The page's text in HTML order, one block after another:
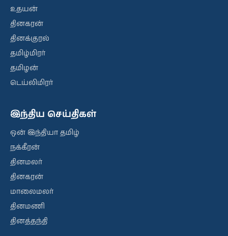
உதயன்
தினகரன்
தினக்குரல்
தமிழ்மிரர்
தமிழன்
டெய்லிமிரர்
இந்திய செய்திகள்
ஒன் இந்தியா தமிழ்
நக்கீரன்
தினமலர்
தினகரன்
மாலைமலர்
தினமணி
தினத்தந்தி